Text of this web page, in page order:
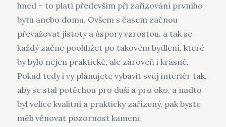
hned – to platí především při zařizování prvního
bytu anebo domu. Ovšem s časem začnou
převažovat jistoty a úspory vzrostou, a tak se
každý začne poohlížet po takovém bydlení, které
by bylo nejen praktické, ale zároveň i krásné.
Pokud tedy i vy plánujete vybavit svůj interiér tak,
aby se stal potěchou pro duši a pro oko, a nadto
byl velice kvalitní a prakticky zařízený, pak byste
měli věnovat pozornost kameni.